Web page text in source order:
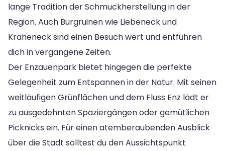
lange Tradition der Schmuckherstellung in der
Region. Auch Burgruinen wie Liebeneck und
Kräheneck sind einen Besuch wert und entführen
dich in vergangene Zeiten.
Der Enzauenpark bietet hingegen die perfekte
Gelegenheit zum Entspannen in der Natur. Mit seinen
weitläufigen Grünflächen und dem Fluss Enz lädt er
zu ausgedehnten Spaziergängen oder gemütlichen
Picknicks ein. Für einen atemberaubenden Ausblick
über die Stadt solltest du den Aussichtspunkt